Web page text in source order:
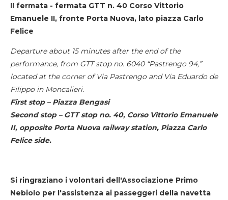
II fermata - fermata GTT n. 40 Corso Vittorio
Emanuele II, fronte Porta Nuova, lato piazza Carlo
Felice
Departure about 15 minutes after the end of the
performance, from GTT stop no. 6040 “Pastrengo 94,”
located at the corner of Via Pastrengo and Via Eduardo de
Filippo in Moncalieri.
First stop – Piazza Bengasi
Second stop – GTT stop no. 40, Corso Vittorio Emanuele
II, opposite Porta Nuova railway station, Piazza Carlo
Felice side.
Si ringraziano i volontari dell'Associazione Primo
Nebiolo per l'assistenza ai passeggeri della navetta